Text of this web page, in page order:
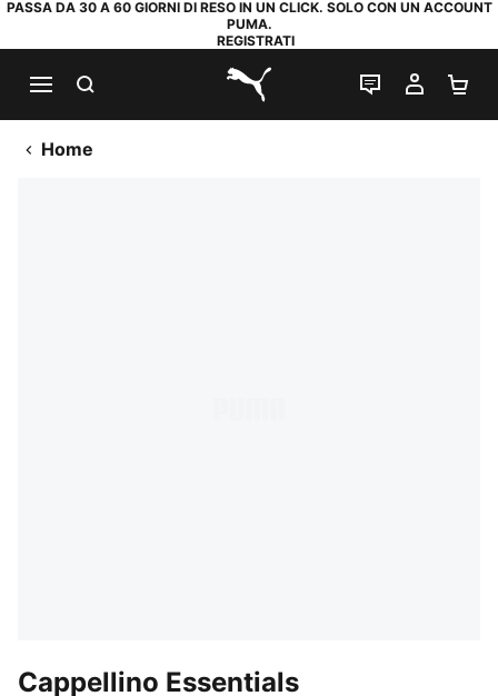
PASSA DA 30 A 60 GIORNI DI RESO IN UN CLICK. SOLO CON UN ACCOUNT
PUMA.
REGISTRATI
PUMA.com
CHAT IL MIO
Home
Cappellino Essentials